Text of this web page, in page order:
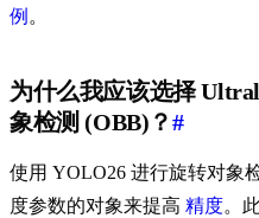
例 。
为什么我应该选择
象检测 (OBB)？#
使用 YOLO26 进行旋转对象
度参数的对象来提高 精度。